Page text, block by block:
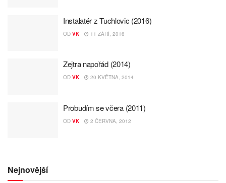
Instalatér z Tuchlovic (2016)
OD VK 11 ZÁŘÍ, 2016
Zejtra napořád (2014)
OD VK 20 KVĚTNA, 2014
Probudím se včera (2011)
OD VK 2 ČERVNA, 2012
Nejnovější